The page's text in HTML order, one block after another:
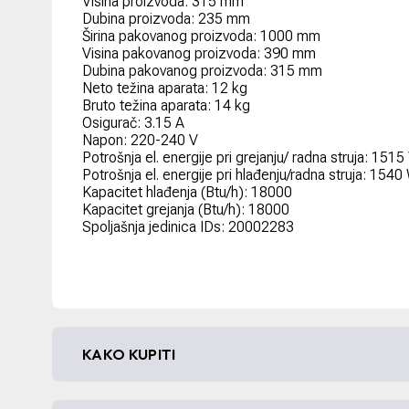
Dubina proizvoda: 235 mm
Širina pakovanog proizvoda: 1000 mm
Visina pakovanog proizvoda: 390 mm
Dubina pakovanog proizvoda: 315 mm
Neto težina aparata: 12 kg
Bruto težina aparata: 14 kg
Osigurač: 3.15 A
Napon: 220-240 V
Potrošnja el. energije pri grejanju/ radna struja: 1515
Potrošnja el. energije pri hlađenju/radna struja: 1540
Kapacitet hlađenja (Btu/h): 18000
Kapacitet grejanja (Btu/h): 18000
Spoljašnja jedinica IDs: 20002283
KAKO KUPITI